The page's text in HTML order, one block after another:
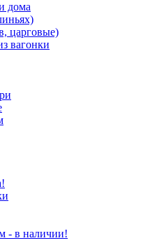
дома
царговые)
вагонки
- в наличии!